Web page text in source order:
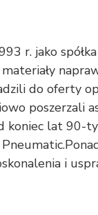
r. jako
do oferty
poszerzali
koniec lat 90-
i